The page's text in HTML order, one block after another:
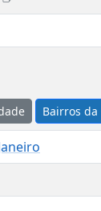
Bairros da